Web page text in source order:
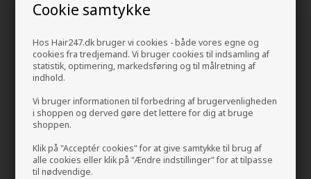
Cookie samtykke
Hos Hair247.dk bruger vi cookies - både vores egne og
cookies fra tredjemand. Vi bruger cookies til indsamling af
statistik, optimering, markedsføring og til målretning af
indhold.
Vi bruger informationen til forbedring af brugervenligheden
i shoppen og derved gøre det lettere for dig at bruge
shoppen.
Klik på "Acceptér cookies" for at give samtykke til brug af
alle cookies eller klik på "Ændre indstillinger" for at tilpasse
til nødvendige.
Wella EIMI Nutricurls Curl
Shaper 150ml
American Crew Pomade 85g